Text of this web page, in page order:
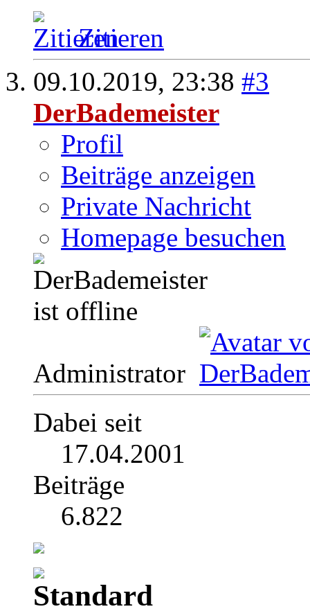
Zitieren
09.10.2019, 23:38 #3
DerBademeister
Profil
Beiträge anzeigen
Private Nachricht
Homepage besuchen
Administrator
Dabei seit
17.04.2001
Beiträge
6.822